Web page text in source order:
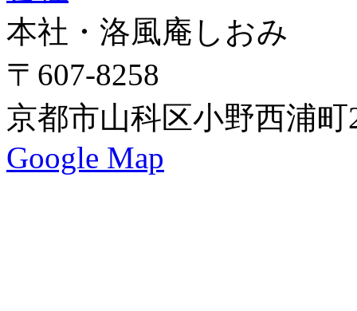
本社・洛風庵しおみ
〒607-8258
京都市山科区小野西浦町
Google Map